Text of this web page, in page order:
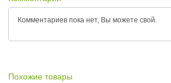
Комментариев пока нет, Вы можете свой.
Похожие товары